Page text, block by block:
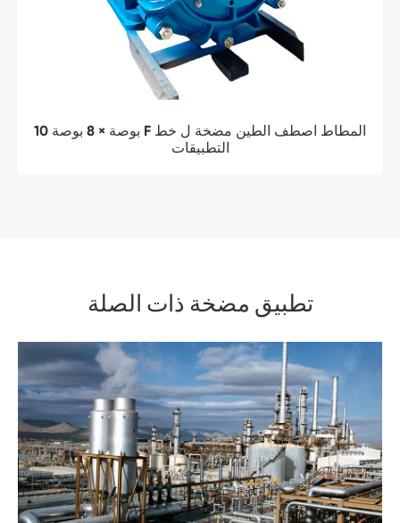
10 بوصة × 8 بوصة F المطاط اصطف الطين مضخة ل خط
التطبيقات
تطبيق مضخة ذات الصلة